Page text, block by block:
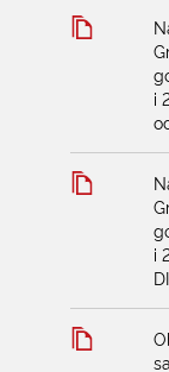
i
i